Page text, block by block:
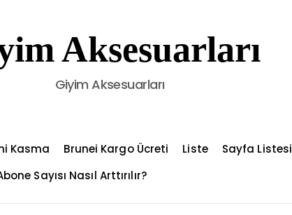
Aksesuarları
Giyim Aksesuarları
Kasma Brunei Kargo Ücreti Liste
Sayfa Listesi
Sayısı Nasıl Arttırılır?